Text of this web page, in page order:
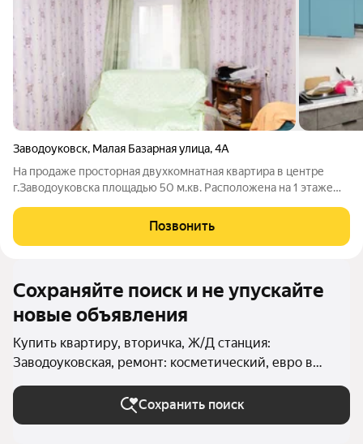
Заводоуковск, Малая Базарная улица,4А
На продаже просторная двухкомнатная квартира в центре
г.Заводоуковска площадью 50 м.кв. Расположена на 1 этаже
проживания людей преклонного возраста или семей с детьми.
В квартире выполнен
Позвонить
Сохраняйте поиск и не упускайте
новые объявления
Купить квартиру, вторичка, Ж/Д станция:
Заводоуковская, ремонт: косметический, евро в
Тюменской области
Сохранить поиск